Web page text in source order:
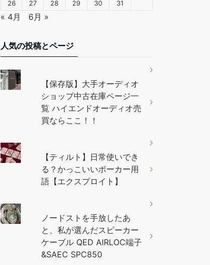
26
27 28 29 30 31
« 4月 6月 »
人気の投稿とページ
【保存版】大手オーディオ
ショップ中古在庫ページ一
覧 ハイエンドオーディオ売
買ならここ！！
【ティルト】日常使いでき
る？かっこいいポーカー用
語【エクスプロイト】
ノードストを手放したあ
と、私が選んだスピーカー
ケーブル QED AIRLOC端子
&SAEC SPC850